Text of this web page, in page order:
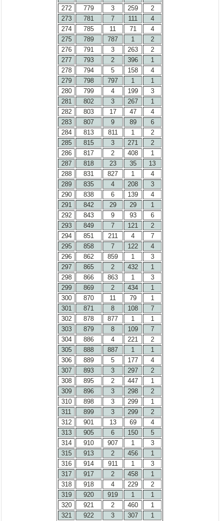
272
779 3 259
2
273
781 7 111
4
274
785 11 71
4
275
789 787 1
2
276
791 3 263
2
277
793 2 396
1
278
794 5 158
4
279
798 797 1
1
280
799 4 199
3
281
802 3 267
1
282
803 17 47
4
283
807 9 89
6
284
813 811 1
2
285
815 3 271
2
286
817 2 408
1
287
818 23 35
13
288
831 827 1
4
289
835 4 208
3
290
838 6 139
4
291
842 29 29
1
292
843 9 93
6
293
849 7 121
2
294
851 211 4
7
295
858 7 122
4
296
862 859 1
3
297
865 2 432
1
298
866 863 1
3
299
869 2 434
1
300
870 11 79
1
301
871 8 108
7
302
878 877 1
1
303
879 8 109
7
304
886 4 221
2
305
888 887 1
1
306
889 5 177
4
307
893 3 297
2
308
895 2 447
1
309
896 3 298
2
310
898 3 299
1
311
899 3 299
2
312
901 13 69
4
313
905 6 150
5
314
910 907 1
3
315
913 2 456
1
316
914 911 1
3
317
917 2 458
1
318
918 4 229
2
319
920 919 1
1
320
921 2 460
1
321
922 3 307
1